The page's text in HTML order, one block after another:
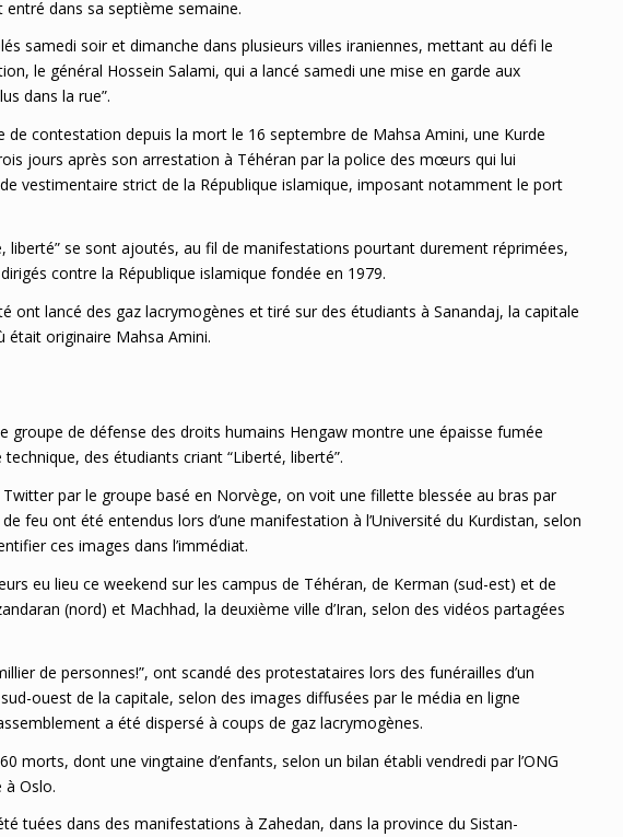
dans sa septième semaine.
samedi soir et dimanche dans plusieurs villes iraniennes, mettant au défi le
le général Hossein Salami, qui a lancé samedi une mise en garde aux
dans la rue”.
de contestation depuis la mort le 16 septembre de Mahsa Amini, une Kurde
jours après son arrestation à Téhéran par la police des mœurs qui lui
vestimentaire strict de la République islamique, imposant notamment le port
liberté” se sont ajoutés, au fil de manifestations pourtant durement réprimées,
contre la République islamique fondée en 1979.
ont lancé des gaz lacrymogènes et tiré sur des étudiants à Sanandaj, la capitale
était originaire Mahsa Amini.
groupe de défense des droits humains Hengaw montre une épaisse fumée
technique, des étudiants criant “Liberté, liberté”.
par le groupe basé en Norvège, on voit une fillette blessée au bras par
feu ont été entendus lors d’une manifestation à l’Université du Kurdistan, selon
ces images dans l’immédiat.
eu lieu ce weekend sur les campus de Téhéran, de Kerman (sud-est) et de
(nord) et Machhad, la deuxième ville d’Iran, selon des vidéos partagées
de personnes!”, ont scandé des protestataires lors des funérailles d’un
ouest de la capitale, selon des images diffusées par le média en ligne
a été dispersé à coups de gaz lacrymogènes.
morts, dont une vingtaine d’enfants, selon un bilan établi vendredi par l’ONG
à Oslo.
tuées dans des manifestations à Zahedan, dans la province du Sistan-